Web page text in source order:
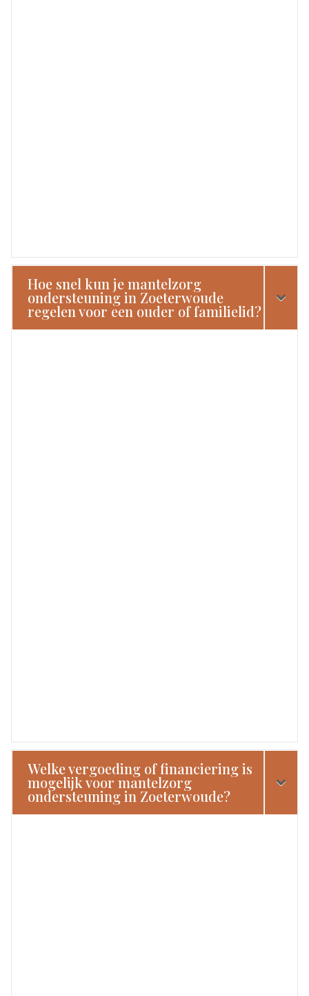
Hoe snel kun je mantelzorg
ondersteuning in Zoeterwoude
regelen voor een ouder of familielid?
Welke vergoeding of financiering is
mogelijk voor mantelzorg
ondersteuning in Zoeterwoude?